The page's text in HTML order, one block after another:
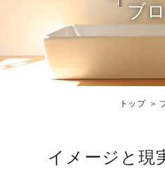
ブ
トップ
イメージと現